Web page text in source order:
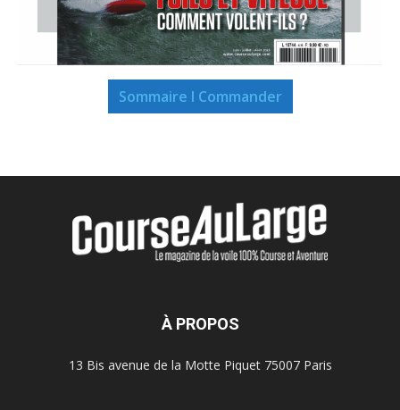
Sommaire I Commander
À PROPOS
13 Bis avenue de la Motte Piquet 75007 Paris